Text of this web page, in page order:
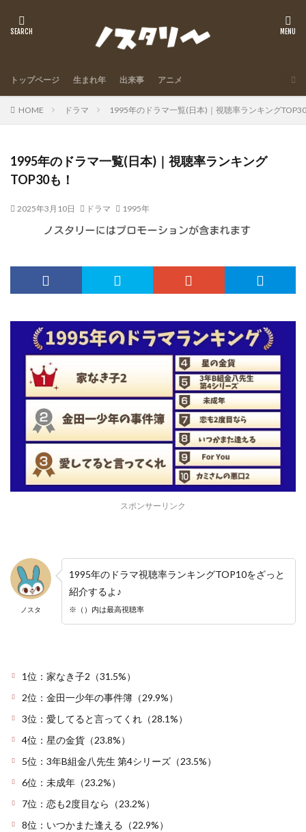
トップページ 生まれ年 出来事 アニメ
HOME ドラマ 1995年のドラマ一覧(日本)｜視聴率ランキング
1995年のドラマ一覧(日本)｜視聴率ランキング
TOP30も！
2025年3月10日 ドラマ 1995年
スポンサーリンク
ノスタ
1995年のドラマ視聴率ランキングTOP10をざっと
紹介するよ♪
※（）内は最高視聴率
1位：家なき子2（31.5%）
2位：金田一少年の事件簿（29.9%）
3位：愛してると言ってくれ（28.1%）
4位：星の金貨（23.8%）
5位：3年B組金八先生 第4シリーズ（23.5%）
6位：未成年（23.2%）
7位：恋も2度目なら（23.2%）
8位：いつかまた逢える（22.9%）